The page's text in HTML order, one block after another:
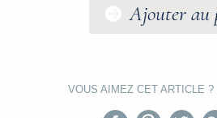
Ajouter au
VOUS AIMEZ CET ARTICLE ?